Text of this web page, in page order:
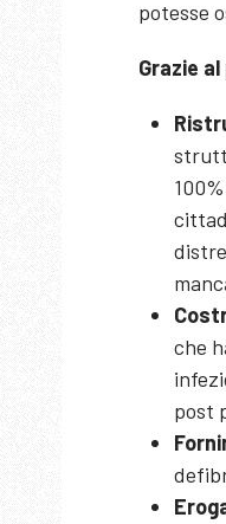
potesse
Grazie
che
post